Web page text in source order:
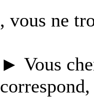
, vous ne
► Vous
correspond,